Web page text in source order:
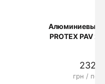
Алюминиевый
PROTEX PAV
2320
грн /